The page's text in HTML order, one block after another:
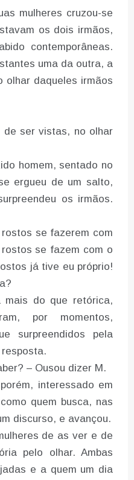
mulheres cruzou-se
os dois irmãos,
contemporâneas.
uma da outra, a
olhar daqueles irmãos
de ser vistas, no olhar
homem, sentado no
ergueu de um salto,
os irmãos.
se fazerem com
se fazem com o
já tive eu próprio!
mais do que retórica,
por momentos,
surpreendidos pela
– Ousou dizer M.
interessado em
quem busca, nas
discurso, e avançou.
de as ver e de
pelo olhar. Ambas
e a quem um dia